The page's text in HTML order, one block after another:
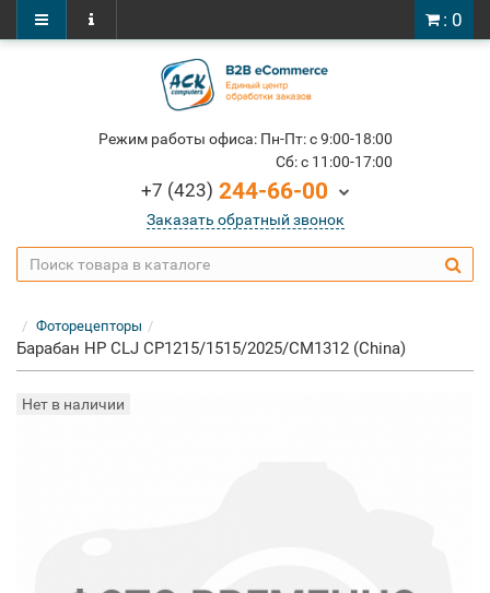
: 0
Режим работы офиса: Пн-Пт: c 9:00-18:00
Cб: c 11:00-17:00
+7 (423) 244-66-00
Заказать обратный звонок
Фоторецепторы
Барабан HP CLJ CP1215/1515/2025/CM1312 (China)
Нет в наличии